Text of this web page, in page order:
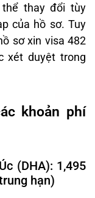
thay đổi tùy
của hồ sơ. Tuy
sơ xin visa 482
xét duyệt trong
khoản phí
(DHA): 1,495
hạn)